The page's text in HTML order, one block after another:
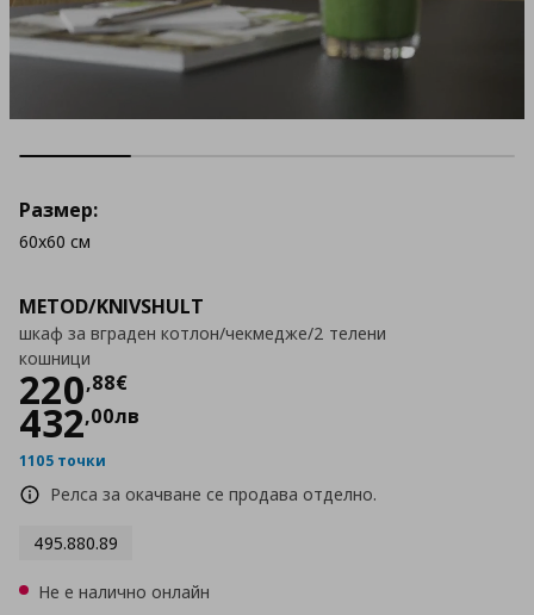
METOD/KNIVSHULT
шкаф за вграден котлон/чекмедже/2 телени
кошници
220,88€
Цена220,88 €
432,00лв
1105 точки
Релса за окачване се продава отделно.
495.880.89
Размер:
60x60 см
Не е налично онлайн